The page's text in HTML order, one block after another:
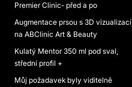
Premier Clinic- před a po
Augmentace prsou s 3D vizualizací
na ABClinic Art & Beauty
Kulatý Mentor 350 ml pod sval,
střední profil +
Můj požadavek byly viditelně